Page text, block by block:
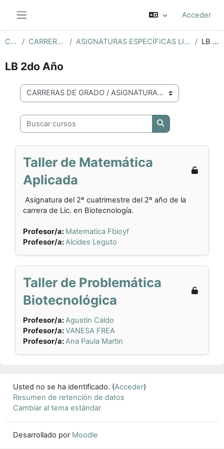
Acceder
Cursos CARRERAS DE GRADO ASIGNATURAS ESPECÍFICAS LICENCIATURA EN BIOTECNOLOGÍA LB 2do Año
LB 2do Año
Categorías
Buscar cursos
Buscar cursos
Taller de Matemática
Aplicada
Asignatura del 2º cuatrimestre del 2º año de la
carrera de Lic. en Biotecnología.
Profesor/a: Matematica Fbioyf
Profesor/a:Alcides Leguto
Taller de Problemática
Biotecnológica
Profesor/a:Agustin Caldo
Profesor/a:VANESA FREA
Profesor/a:Ana Paula Martin
Usted no se ha identificado. (Acceder)
Resumen de retención de datos
Cambiar al tema estándar
Desarrollado por Moodle